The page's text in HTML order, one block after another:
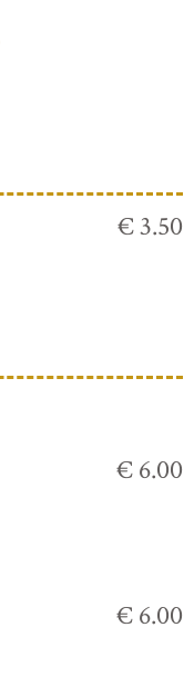
€ 3.50
€ 6.00
€ 6.00